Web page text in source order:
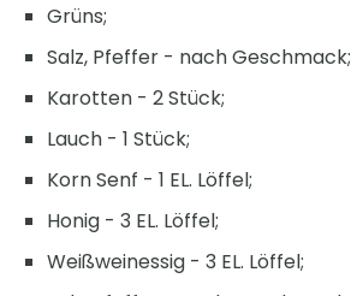
Grüns;
Salz, Pfeffer - nach Geschmack;
Karotten - 2 Stück;
Lauch - 1 Stück;
Korn Senf - 1 EL. Löffel;
Honig - 3 EL. Löffel;
Weißweinessig - 3 EL. Löffel;